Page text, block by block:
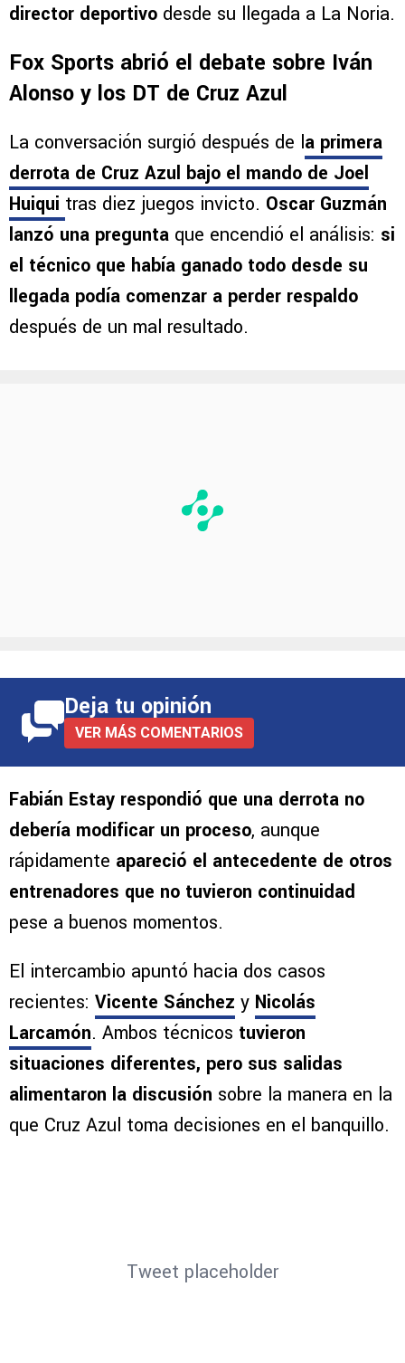
la elección de entrenadores realizada por el
director deportivo desde su llegada a La Noria.
Fox Sports abrió el debate sobre Iván
Alonso y los DT de Cruz Azul
La conversación surgió después de l a primera
derrota de Cruz Azul bajo el mando de Joel
Huiquitras diez juegos invicto.Oscar Guzmán
lanzó una preguntaque encendió el análisis:
Deja tu opinión
VER MÁS COMENTARIOS
Fabián Estay respondió que una derrota no
debería modificar un proceso
entrenadores que no tuvieron continuidad
pese a buenos momentos.
El intercambio apuntó hacia dos casos
recientes:Vicente Sánchez yNicolás
Larcamón. Ambos técnicostuvieron